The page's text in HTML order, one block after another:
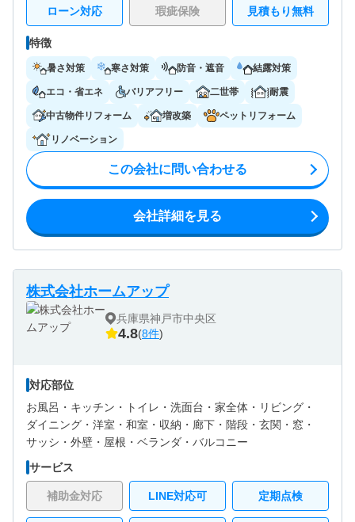
ローン対応 瑕疵保険 見積もり無料
特徴
暑さ対策 寒さ対策 防音・遮音 結露対策
エコ・省エネ バリアフリー 二世帯 耐震
中古物件リフォーム 増改築 ペットリフォーム
リノベーション
この会社に問い合わせる
会社詳細を見る
株式会社ホームアップ
兵庫県神戸市中央区
4.8(8件)
対応部位
お風呂・ キッチン・ トイレ・ 洗面台・ 家全体・ リビング・
ダイニング・ 洋室・ 和室・ 収納・ 廊下・ 階段・ 玄関・ 窓・
サッシ・ 外壁・ 屋根・ ベランダ・バルコニー
サービス
補助金対応 LINE対応可 定期点検